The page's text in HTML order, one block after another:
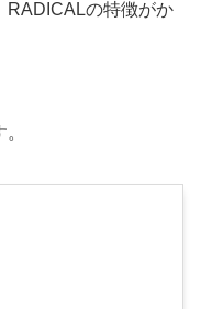
RADICALの特徴がか